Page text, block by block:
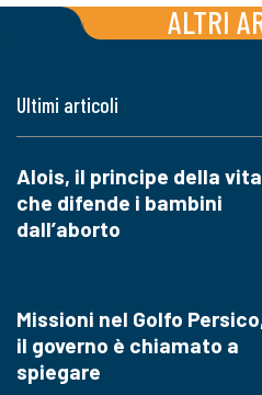
ALTRI
Ultimi articoli
Alois, il principe della vita
che difende i bambini
dall’aborto
Missioni nel Golfo
il governo è chiamato a
spiegare